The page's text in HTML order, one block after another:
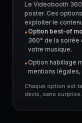
Le Videobooth
poster. Ces
exploiter le
• Option best-of
360° de la soirée
votre musique.
• Option habillage
mentions
Chaque option est
devis, sans surprise.